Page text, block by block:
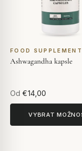
FOOD SUPPLEMENT
Ashwagandha kapsle
Od €14,00
VYBRAT